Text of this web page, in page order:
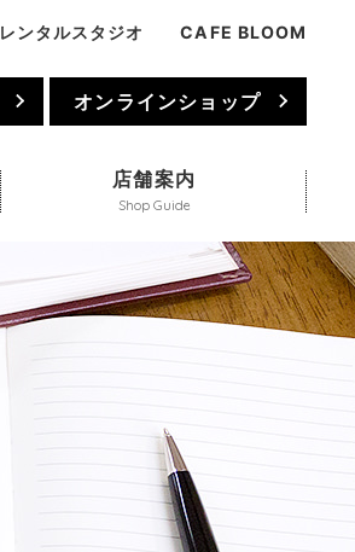
レンタルスタジオ CAFE BLOOM
オンラインショップ
店舗案内
Shop Guide